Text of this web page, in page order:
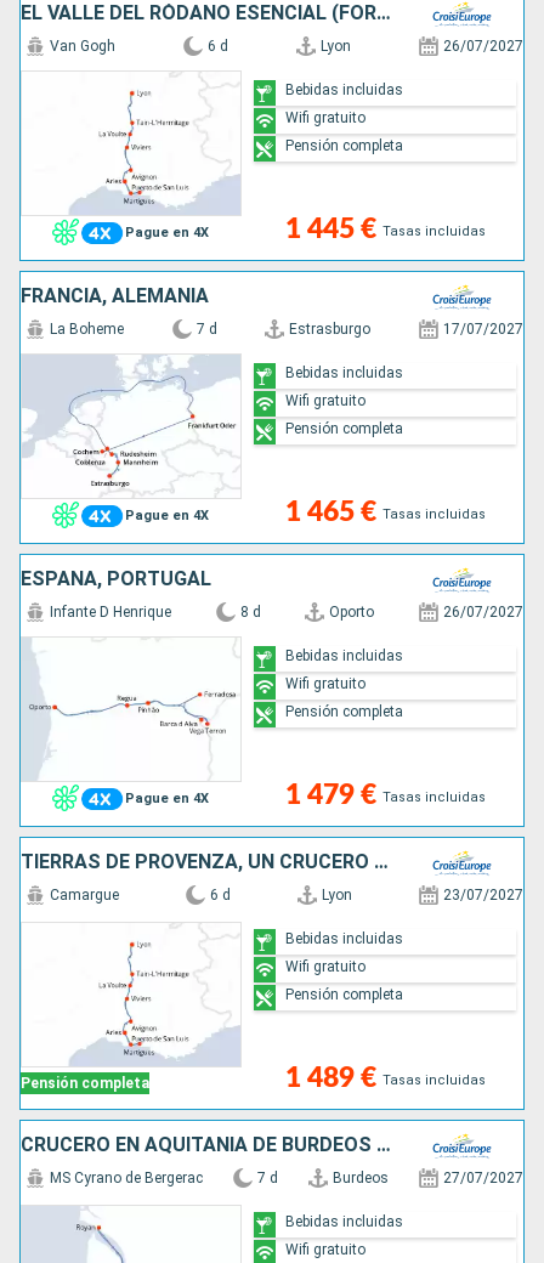
EL VALLE DEL RÓDANO ESENCIAL (FORMULA PUERTO/PUERTO)
Pague en 4X
Van Gogh 6 d Lyon 26/07/2027
1 445 € Tasas incluidas
Bebidas incluidas
Wifi gratuito
Pensión completa
FRANCIA, ALEMANIA
Pague en 4X
La Boheme 7 d Estrasburgo 17/07/2027
1 465 € Tasas incluidas
Bebidas incluidas
Wifi gratuito
Pensión completa
ESPAÑA, PORTUGAL
Pague en 4X
Infante D Henrique 8 d Oporto 26/07/2027
1 479 € Tasas incluidas
Bebidas incluidas
Wifi gratuito
Pensión completa
TIERRAS DE PROVENZA, UN CRUCERO SENSORIAL ENTRE PATRIMONIO Y DELICIAS GASTRONÓMICAS (FORMULA PUERTO/PUERTO)
Pensión completa
Camargue 6 d Lyon 23/07/2027
1 489 € Tasas incluidas
Bebidas incluidas
Wifi gratuito
Pensión completa
CRUCERO EN AQUITANIA DE BURDEOS A ROYAN, EL ESTUARIO DE LA GIRONDA, EL GARONA Y DORDOÑA (FORMULA PUERTO/PUERTO)
MS Cyrano de Bergerac 7 d Burdeos 27/07/2027
Bebidas incluidas
Wifi gratuito